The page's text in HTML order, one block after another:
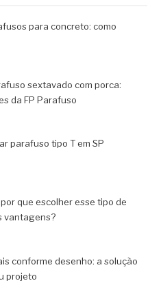
para concreto: como
sextavado com porca:
da FP Parafuso
parafuso tipo T em SP
que escolher esse tipo de
vantagens?
conforme desenho: a solução
projeto